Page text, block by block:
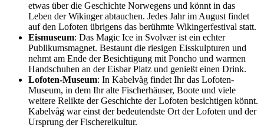
etwas über die Geschichte Norwegens und könnt in das
Leben der Wikinger abtauchen. Jedes Jahr im August findet
auf den Lofoten übrigens das berühmte Wikingerfestival statt.
Eismuseum: Das Magic Ice in Svolvær ist ein echter
Publikumsmagnet. Bestaunt die riesigen Eisskulpturen und
nehmt am Ende der Besichtigung mit Poncho und warmen
Handschuhen an der Eisbar Platz und genießt einen Drink.
Lofoten-Museum: In Kabelvåg findet Ihr das Lofoten-
Museum, in dem Ihr alte Fischerhäuser, Boote und viele
weitere Relikte der Geschichte der Lofoten besichtigen könnt.
Kabelvåg war einst der bedeutendste Ort der Lofoten und der
Ursprung der Fischereikultur.